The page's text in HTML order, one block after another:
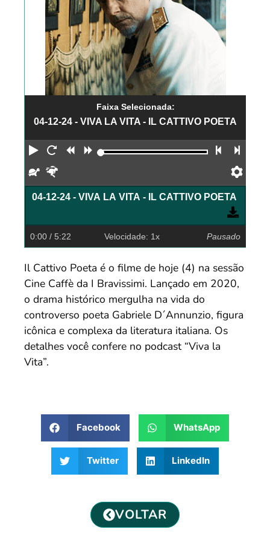
Faixa Selecionada:
04-12-24 - VIVA LA VITA - IL CATTIVO POETA
Reproduzir
Reiniciar
Retroceder
Avançar Faixa
Devagar
04-12-24 - VIVA LA VITA - IL CATTIVO POETA
0:00 / 5:22 Velocidade: 1x Pausado
Il Cattivo Poeta é o filme de hoje (4) na sessão
Cine Caffè da I Bravissimi. Lançado em 2020,
o drama histórico mergulha na vida do
controverso poeta Gabriele D´Annunzio, figura
icônica e complexa da literatura italiana. Os
detalhes você confere no podcast “Viva la
Vita”.
Facebook WhatsApp
Twitter LinkedIn
VOLTAR